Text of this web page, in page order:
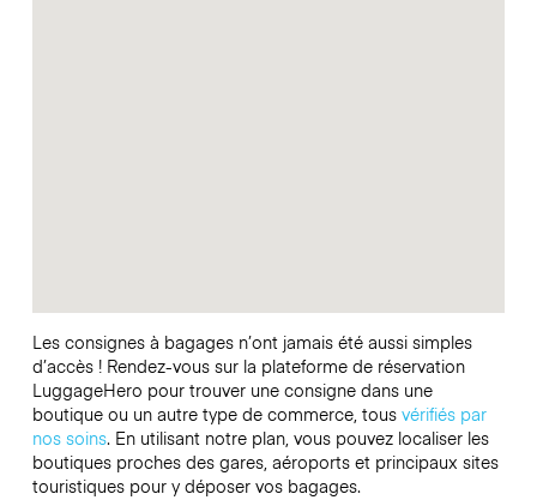
Les consignes à bagages n’ont jamais été aussi simples
d’accès ! Rendez-vous sur la plateforme de réservation
LuggageHero pour trouver une consigne dans une
boutique ou un autre type de commerce, tous vérifiés par
nos soins. En utilisant notre plan, vous pouvez localiser les
boutiques proches des gares, aéroports et principaux sites
touristiques pour y déposer vos bagages.